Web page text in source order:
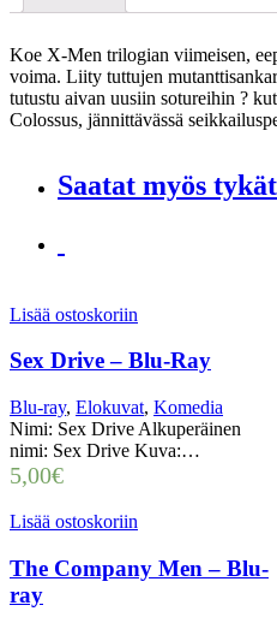
Koe X-Men trilogian viimeisen,
voima. Liity tuttujen
tutustu aivan uusiin sotureihin ?
Colossus, jännittävässä
Saatat myös
Lisää ostoskoriin
Sex Drive – Blu-Ray
Blu-ray, Elokuvat, Komedia
Nimi: Sex Drive Alkuperäinen
nimi: Sex Drive Kuva:…
5,00€
Lisää ostoskoriin
The Company Men – Blu-
ray